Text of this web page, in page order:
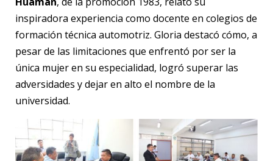
inspiradora experiencia como docente en colegios de
formación técnica automotriz. Gloria destacó cómo, a
pesar de las limitaciones que enfrentó por ser la
única mujer en su especialidad, logró superar las
adversidades y dejar en alto el nombre de la
universidad.